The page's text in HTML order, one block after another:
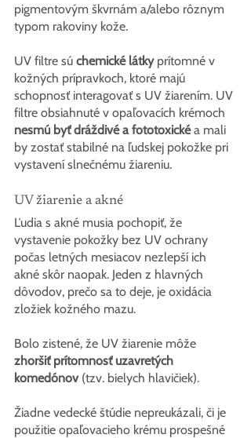
pigmentovým škvrnám a/alebo rôznym
typom rakoviny kože.
UV filtre sú chemické látky prítomné v
kožných prípravkoch, ktoré majú
schopnosť interagovať s UV žiarením. UV
filtre obsiahnuté v opaľovacích krémoch
nesmú byť dráždivé a fototoxické a mali
by zostať stabilné na ľudskej pokožke pri
vystavení slnečnému žiareniu.
UV žiarenie a akné
Ľudia s akné musia pochopiť, že
vystavenie pokožky bez UV ochrany
počas letných mesiacov nezlepší ich
akné skôr naopak. Jeden z hlavných
dôvodov, prečo sa to deje, je oxidácia
zložiek kožného mazu.
Bolo zistené, že UV žiarenie môže
zhoršiť prítomnosť uzavretých
komedónov (tzv. bielych hlavičiek).
Žiadne vedecké štúdie nepreukázali, či je
použitie opaľovacieho krému prospešné